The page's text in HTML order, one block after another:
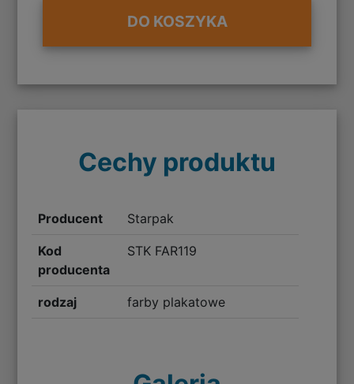
DO KOSZYKA
Cechy produktu
Producent Starpak
Kod
producenta
STK FAR119
rodzaj farby plakatowe